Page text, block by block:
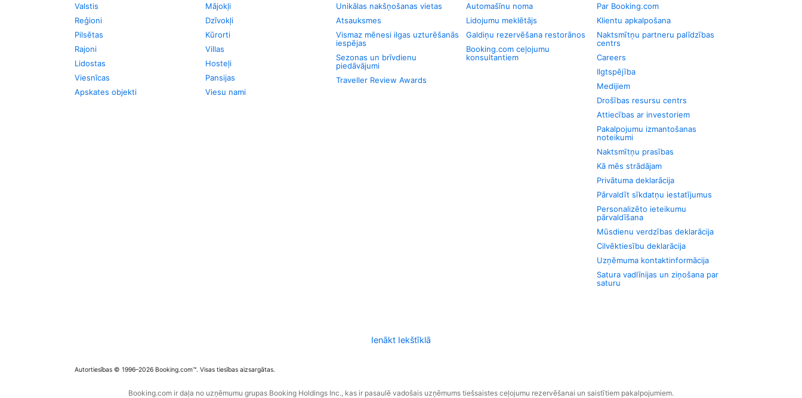
Valstis
Reģioni
Pilsētas
Rajoni
Lidostas
Viesnīcas
Apskates objekti
Mājokļi
Dzīvokļi
Kūrorti
Villas
Hosteļi
Pansijas
Viesu nami
Unikālas nakšņošanas vietas
Atsauksmes
Vismaz mēnesi ilgas uzturēšanās
iespējas
Sezonas un brīvdienu
piedāvājumi
Traveller Review Awards
Automašīnu noma
Lidojumu meklētājs
Galdiņu rezervēšana restorānos
Booking.com ceļojumu
konsultantiem
Par Booking.com
Klientu apkalpošana
Naktsmītņu partneru palīdzības
centrs
Careers
Ilgtspējība
Medijiem
Drošības resursu centrs
Attiecības ar investoriem
Pakalpojumu izmantošanas
noteikumi
Naktsmītņu prasības
Kā mēs strādājam
Privātuma deklarācija
Pārvaldīt sīkdatņu iestatījumus
Personalizēto ieteikumu
pārvaldīšana
Mūsdienu verdzības deklarācija
Cilvēktiesību deklarācija
Uzņēmuma kontaktinformācija
Satura vadlīnijas un ziņošana par
saturu
Ienākt Iekštīklā
Autortiesības © 1996–2026 Booking.com™. Visas tiesības aizsargātas.
Booking.com ir daļa no uzņēmumu grupas Booking Holdings Inc., kas ir pasaulē vadošais uzņēmums tiešsaistes ceļojumu rezervēšanai un saistītiem pakalpojumiem.